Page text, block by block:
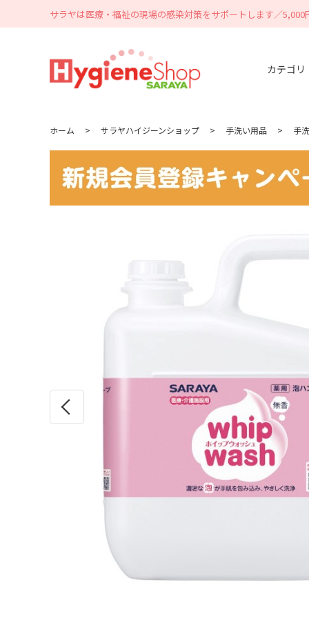
サラヤは医療・福祉の現場の感染対策をサポートします／5,000
カテゴリ
ホーム > サラヤハイジーンショップ > 手洗い用品 > 手